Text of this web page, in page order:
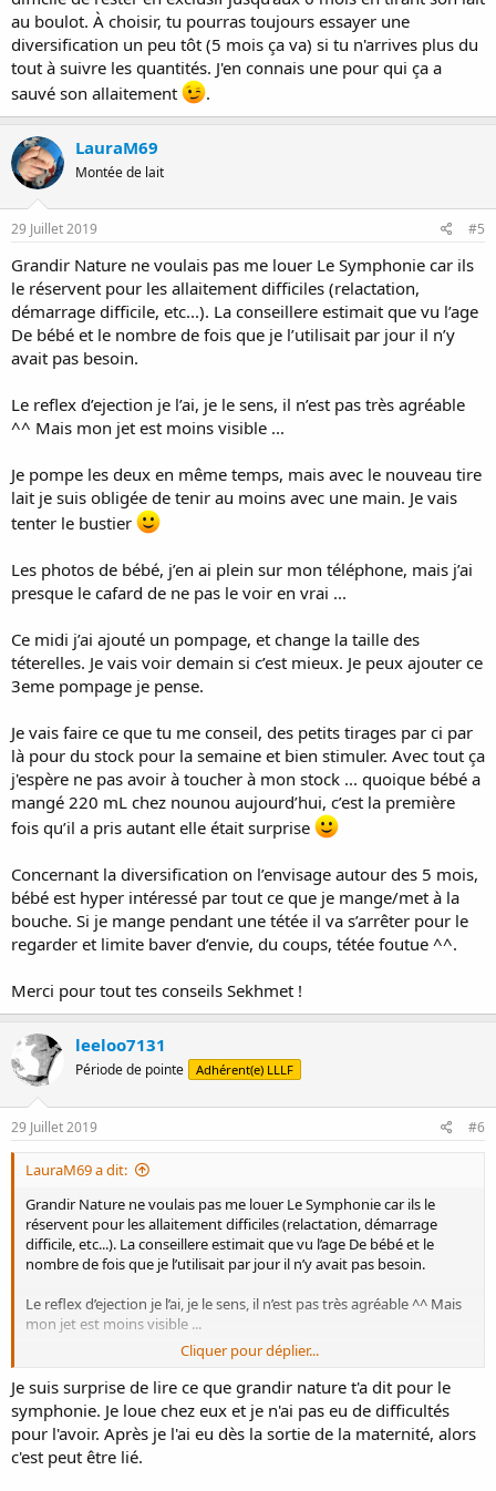
au boulot. À choisir, tu pourras toujours essayer une
diversification un peu tôt (5 mois ça va) si tu n'arrives plus du
tout à suivre les quantités. J'en connais une pour qui ça a
sauvé son allaitement
.
LauraM69
Montée de lait
29 Juillet 2019 #5
Grandir Nature ne voulais pas me louer Le Symphonie car ils
le réservent pour les allaitement difficiles (relactation,
démarrage difficile, etc...). La conseillere estimait que vu l’age
De bébé et le nombre de fois que je l’utilisait par jour il n’y
avait pas besoin.
Le reflex d’ejection je l’ai, je le sens, il n’est pas très agréable
^^ Mais mon jet est moins visible ...
Je pompe les deux en même temps, mais avec le nouveau tire
lait je suis obligée de tenir au moins avec une main. Je vais
tenter le bustier
Les photos de bébé, j’en ai plein sur mon téléphone, mais j’ai
presque le cafard de ne pas le voir en vrai ...
Ce midi j’ai ajouté un pompage, et change la taille des
téterelles. Je vais voir demain si c’est mieux. Je peux ajouter ce
3eme pompage je pense.
Je vais faire ce que tu me conseil, des petits tirages par ci par
là pour du stock pour la semaine et bien stimuler. Avec tout ça
j'espère ne pas avoir à toucher à mon stock ... quoique bébé a
mangé 220 mL chez nounou aujourd’hui, c’est la première
fois qu’il a pris autant elle était surprise
Concernant la diversification on l’envisage autour des 5 mois,
bébé est hyper intéressé par tout ce que je mange/met à la
bouche. Si je mange pendant une tétée il va s’arrêter pour le
regarder et limite baver d’envie, du coups, tétée foutue ^^.
Merci pour tout tes conseils Sekhmet !
leeloo7131
Période de pointe Adhérent(e) LLLF
29 Juillet 2019 #6
LauraM69 a dit:
Grandir Nature ne voulais pas me louer Le Symphonie car ils le
réservent pour les allaitement difficiles (relactation, démarrage
difficile, etc...). La conseillere estimait que vu l’age De bébé et le
nombre de fois que je l’utilisait par jour il n’y avait pas besoin.
Le reflex d’ejection je l’ai, je le sens, il n’est pas très agréable ^^ Mais
mon jet est moins visible ...
Je pompe les deux en même temps, mais avec le nouveau tire lait je
suis obligée de tenir au moins avec une main. Je vais tenter le
bustier
Les photos de bébé, j’en ai plein sur mon téléphone, mais j’ai
presque le cafard de ne pas le voir en vrai ...
Cliquer pour déplier...
Je suis surprise de lire ce que grandir nature t'a dit pour le
symphonie. Je loue chez eux et je n'ai pas eu de difficultés
pour l'avoir. Après je l'ai eu dès la sortie de la maternité, alors
c'est peut être lié.